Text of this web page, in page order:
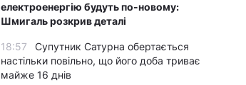
електроенергію будуть по-новому:
Шмигаль розкрив деталі
18:57
Супутник Сатурна обертається
настільки повільно, що його доба триває
майже 16 днів